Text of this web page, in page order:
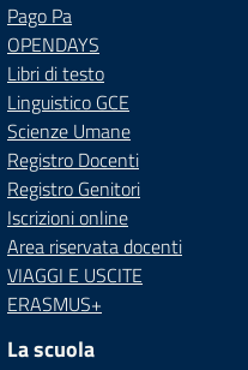
Pago Pa
OPENDAYS
Libri di testo
Linguistico GCE
Scienze Umane
Registro Docenti
Registro Genitori
Iscrizioni online
Area riservata docenti
VIAGGI E USCITE
ERASMUS+
La scuola